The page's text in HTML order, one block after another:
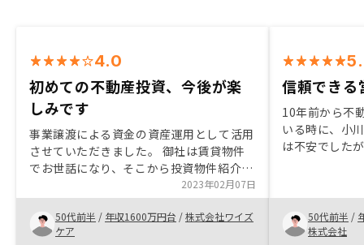
4.0
初めての不動産投資、今後が楽
しみです
事業譲渡による資金の資産運用として活用
させていただきました。 御社は賃貸物件
でお世話になり、そこから投資物件紹介い
ただきました。 はじめてのことでした
が、色々わかりやすく説明いただきまし
た。 はじめたばかりですが満足いくよう
でしたら、知人に紹介したいと思います。
2023年02月07日
50代前半 / 年収1600万円台 /株式会社ワイズ
ケア
信頼できる
10年前から不
いる時に、小
は不安でした
ではなく、小
したと思って
人ぐらいしか
50代前半 /
株式会社